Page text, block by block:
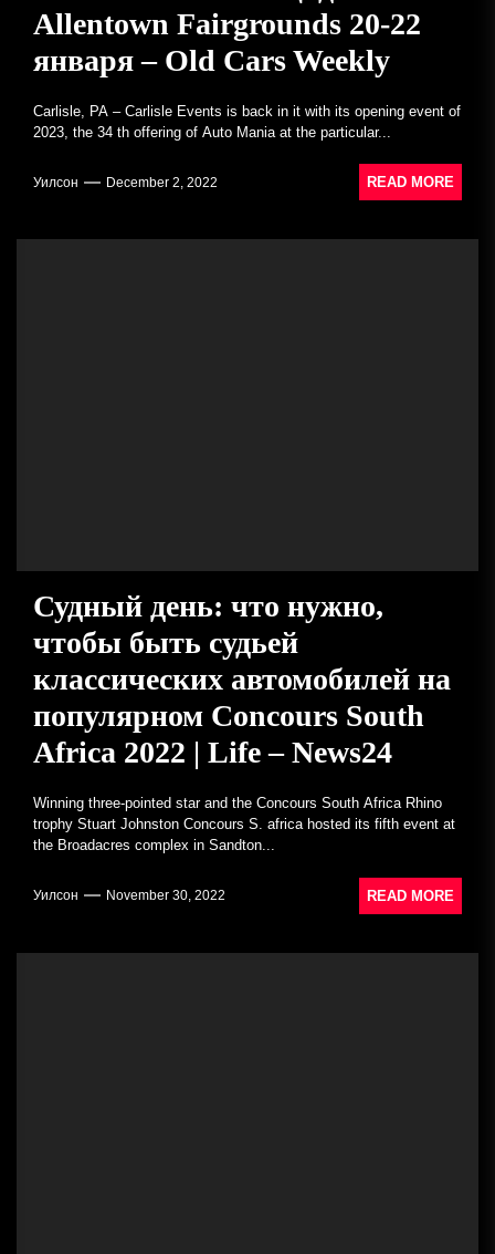
Allentown Fairgrounds 20-22
января – Old Cars Weekly
Carlisle, PA – Carlisle Events is back in it with its opening event of
2023, the 34 th offering of Auto Mania at the particular...
Уилсон December 2, 2022 READ MORE
Судный день: что нужно,
чтобы быть судьей
классических автомобилей на
популярном Concours South
Africa 2022 | Life – News24
Winning three-pointed star and the Concours South Africa Rhino
trophy Stuart Johnston Concours S. africa hosted its fifth event at
the Broadacres complex in Sandton...
Уилсон November 30, 2022 READ MORE